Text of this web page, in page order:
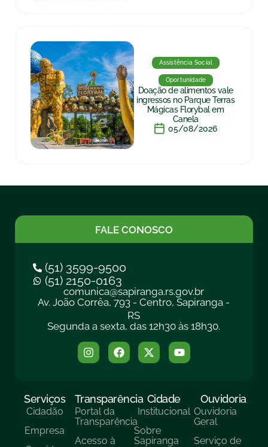
Assistência Social
Oportunidade
Doação de alimentos vale
ingressos no Parque Terras
Mágicas Florybal em
Canela
05/08/2026
FALE CONOSCO
(51) 3599-9500
(51) 2150-0163
comunica@sapiranga.rs.gov.br
Av. João Corrêa, 793 - Centro, Sapiranga -
RS
Segunda a sexta, das 12h30 às 18h30.
Serviços
Cidadão
Empresa
Transparência
Portal da
Transparência
Acesso à
Cidade
Institucional
Sobre
Sapiranga
Ouvidoria
Ouvidoria
Geral
Serviço de